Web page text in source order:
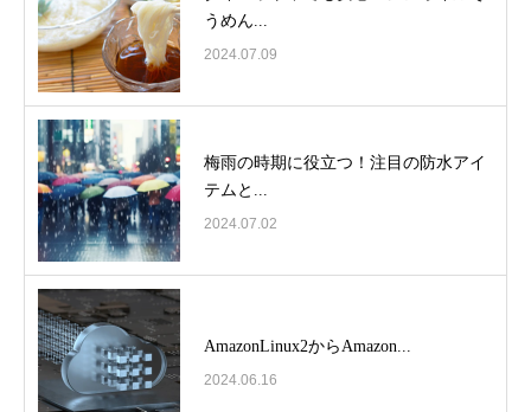
うめん...
2024.07.09
梅雨の時期に役立つ！注目の防水アイ
テムと...
2024.07.02
AmazonLinux2からAmazon...
2024.06.16